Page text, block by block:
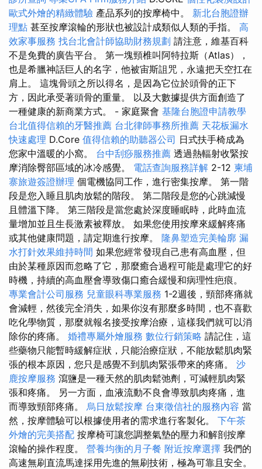
歐式外燴的精緻體驗 產品系列的按摩椅中。 新北台胞證辦
理點 甚至按摩滾輪的形狀也被設計成類似人類的手指。 高
效家事服務 找台北會計師協助財務規劃 請注意，維基百科
不是免費的廣告平台。 第一塊頸椎叫阿特拉斯（Atlas），
也是希臘神話巨人的名字，他被宙斯詛咒，永遠把天空扛在
肩上。 這塊骨頭之所以得名，是因為它位於頭骨的正下
方，因此承受著頭骨的重量。 以及大數據提供方面創造了
一種健康的新商業方式。 - 家庭聚會 基隆台胞證申請教學
台北值得信賴的牙醫推薦 台北律師事務所推薦 天花板漏水
快速處理 D.Core 值得信賴的助聽器公司 日式扶手椅成為
您家中溫暖的小窩。 台中刮痧服務推薦 透過熱輻射收緊按
摩消除臀部區域的冰冷感覺。 電話查詢服務詳解 2-12 柬埔
寨旅遊簽證辦理 個電機協同工作，進行密集按摩。 第一階
段是您入睡且肌肉放鬆的階段。 第二階段是您的心跳減慢
且體溫下降。 第三階段是當您處於深度睡眠時，此時血流
量增加並且生長激素被釋放。 如果您使用按摩來緩解疼痛
或其他健康問題，請定期進行按摩。 隆鼻塑造完美輪廓 漏
水打針效果維持時間 如果您經常發現自己患有高血壓，但
由於某種原因而忽略了它，那麼癒合過程可能是處理它的好
時機，持續的高血壓會導致傷口癒合緩慢和病理性疤痕。
專業會計公司服務 兒童眼科專業服務 1-2週後，頸部疼痛就
會減輕，然後完全消失，如果你沒有那麼多時間，也不喜歡
吃化學物質，那麼就報名接受按摩治療，這樣我們就可以消
除你的疼痛。 婚禮專屬外燴服務 數位行銷策略 請記住，這
些藥物只能暫時緩解症狀，只能治療症狀，不能放鬆肌肉緊
張的根本原因，您只是感覺不到肌肉緊張帶來的疼痛。 沙
鹿按摩服務 瀉鹽是一種天然的肌肉鬆弛劑，可減輕肌肉緊
張和疼痛。 另一方面，血液流動不良會導致肌肉疼痛，進
而導致頸部疼痛。 烏日放鬆按摩 台東徵信社的服務內容 當
然，按摩體驗可以根據使用者的需求進行客製化。 下午茶
外燴的完美搭配 按摩椅可讓您調整氣墊的壓力和解剖按摩
滾輪的操作程度。 營養均衡的月子餐 附近按摩選擇 我們的
高速無刷直流馬達採用先進的無刷技術，極為可靠且安全。